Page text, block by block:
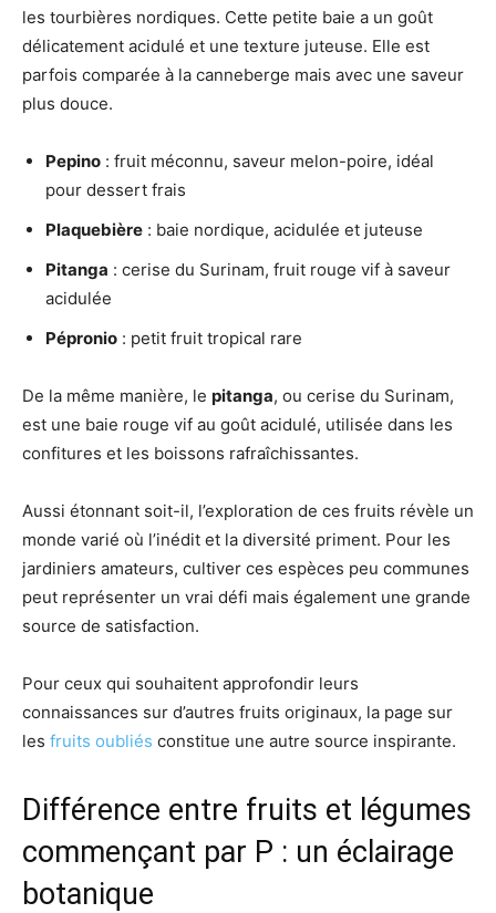
les tourbières nordiques. Cette petite baie a un goût
délicatement acidulé et une texture juteuse. Elle est
parfois comparée à la canneberge mais avec une saveur
plus douce.
Pepino : fruit méconnu, saveur melon-poire, idéal
pour dessert frais
Plaquebière : baie nordique, acidulée et juteuse
Pitanga : cerise du Surinam, fruit rouge vif à saveur
acidulée
Pépronio : petit fruit tropical rare
De la même manière, le pitanga, ou cerise du Surinam,
est une baie rouge vif au goût acidulé, utilisée dans les
confitures et les boissons rafraîchissantes.
Aussi étonnant soit-il, l’exploration de ces fruits révèle un
monde varié où l’inédit et la diversité priment. Pour les
jardiniers amateurs, cultiver ces espèces peu communes
peut représenter un vrai défi mais également une grande
source de satisfaction.
Pour ceux qui souhaitent approfondir leurs
connaissances sur d’autres fruits originaux, la page sur
les fruits oubliés constitue une autre source inspirante.
Différence entre fruits et légumes
commençant par P : un éclairage
botanique